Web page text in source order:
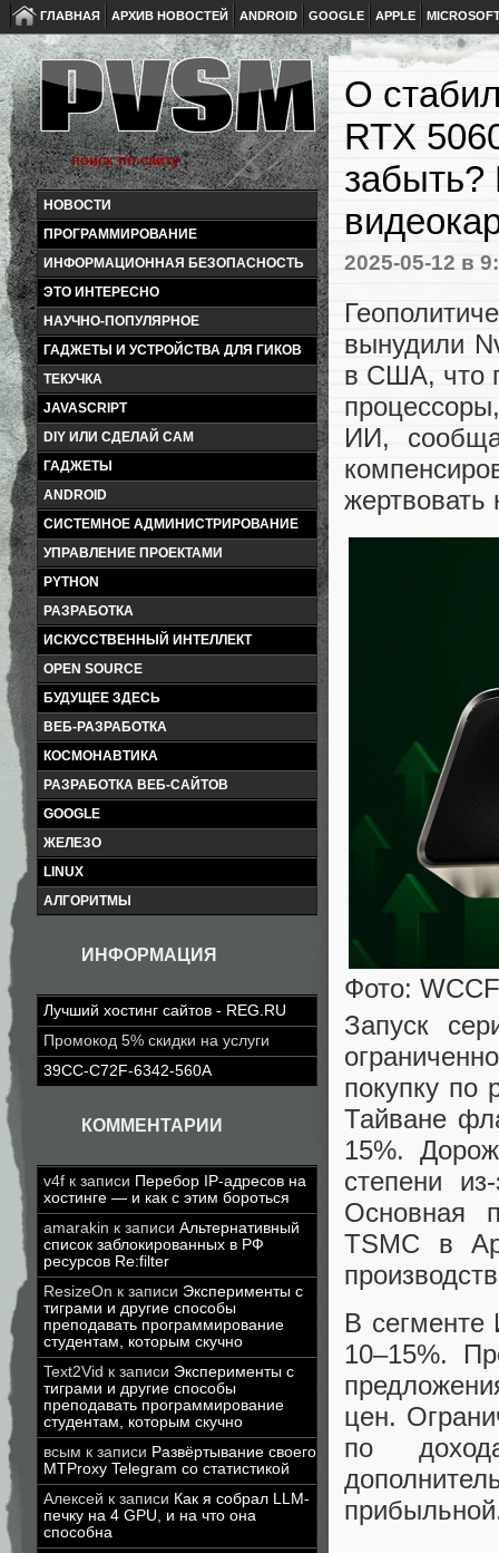
ГЛАВНАЯ АРХИВ НОВОСТЕЙ ANDROID GOOGLE APPLE
НОВОСТИ
ПРОГРАММИРОВАНИЕ
ИНФОРМАЦИОННАЯ БЕЗОПАСНОСТЬ
ЭТО ИНТЕРЕСНО
НАУЧНО-ПОПУЛЯРНОЕ
ГАДЖЕТЫ И УСТРОЙСТВА ДЛЯ ГИКОВ
ТЕКУЧКА
JAVASCRIPT
DIY ИЛИ СДЕЛАЙ САМ
ГАДЖЕТЫ
ANDROID
СИСТЕМНОЕ АДМИНИСТРИРОВАНИЕ
УПРАВЛЕНИЕ ПРОЕКТАМИ
PYTHON
РАЗРАБОТКА
ИСКУССТВЕННЫЙ ИНТЕЛЛЕКТ
OPEN SOURCE
БУДУЩЕЕ ЗДЕСЬ
ВЕБ-РАЗРАБОТКА
КОСМОНАВТИКА
РАЗРАБОТКА ВЕБ-САЙТОВ
GOOGLE
ЖЕЛЕЗО
LINUX
АЛГОРИТМЫ
ИНФОРМАЦИЯ
Лучший хостинг сайтов - REG.RU
Промокод 5% скидки на услуги
39CC-C72F-6342-560A
КОММЕНТАРИИ
v4f к записи Перебор IP-адресов на
хостинге — и как с этим бороться
amarakin к записи Альтернативный
список заблокированных в РФ
ресурсов Re:filter
ResizeOn к записи Эксперименты с
тиграми и другие способы
преподавать программирование
студентам, которым скучно
Text2Vid к записи Эксперименты с
тиграми и другие способы
преподавать программирование
студентам, которым скучно
всым к записи Развёртывание своего
MTProxy Telegram со статистикой
Алексей к записи Как я собрал LLM-
печку на 4 GPU, и на что она
способна
О
RTX
2025-05-12 в
вынудили
в США, что
ИИ,
жертвовать
Фото: WCCF
Запуск
покупку по
Тайване
15%.
степени
Основная
TSMC в
В сегменте
10–15%.
цен.
по